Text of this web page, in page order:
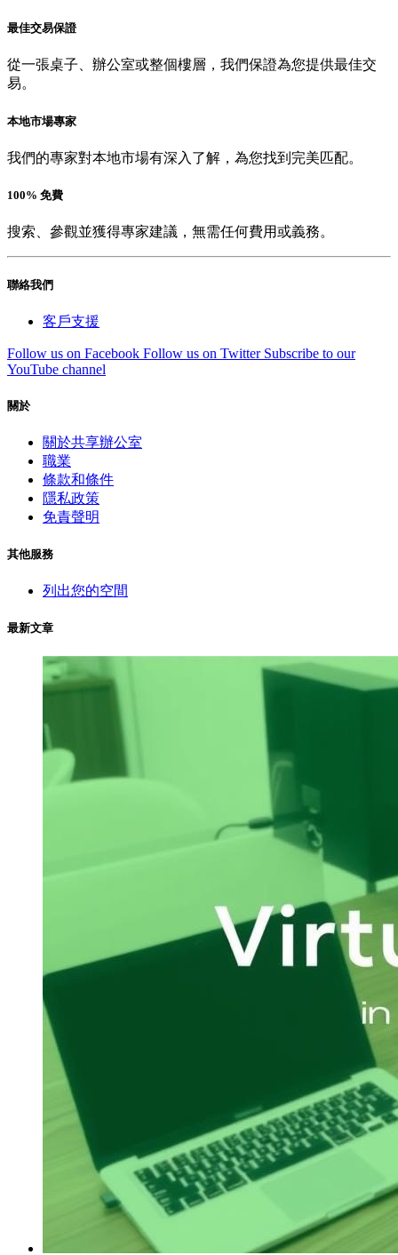
最佳交易保證
從一張桌子、辦公室或整個樓層，我們保證為您提供最佳交
易。
本地市場專家
我們的專家對本地市場有深入了解，為您找到完美匹配。
100% 免費
搜索、參觀並獲得專家建議，無需任何費用或義務。
聯絡我們
客戶支援
Follow us on Facebook Follow us on Twitter Subscribe to our
YouTube channel
關於
關於共享辦公室
職業
條款和條件
隱私政策
免責聲明
其他服務
列出您的空間
最新文章